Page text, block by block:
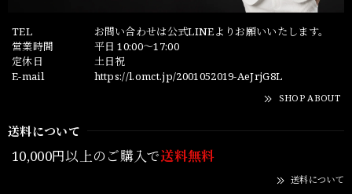
TEL
お問い合わせは公式LINEよりお願いいたします。
営業時間
平日 10:00～17:00
定休日
土日祝
E-mail
https://l.omct.jp/2001052019-AeJrjG8L
SHOP ABOUT
送料について
10,000円以上のご購入で送料無料
送料について